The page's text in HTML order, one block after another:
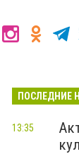
ПОСЛЕДНИЕ
13:35